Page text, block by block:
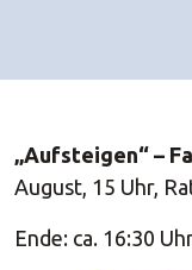
„Aufsteigen“ –
August, 15 Uhr,
Ende: ca. 16:30